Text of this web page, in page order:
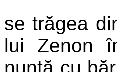
se trăgea
lui Zenon
nuntă cu